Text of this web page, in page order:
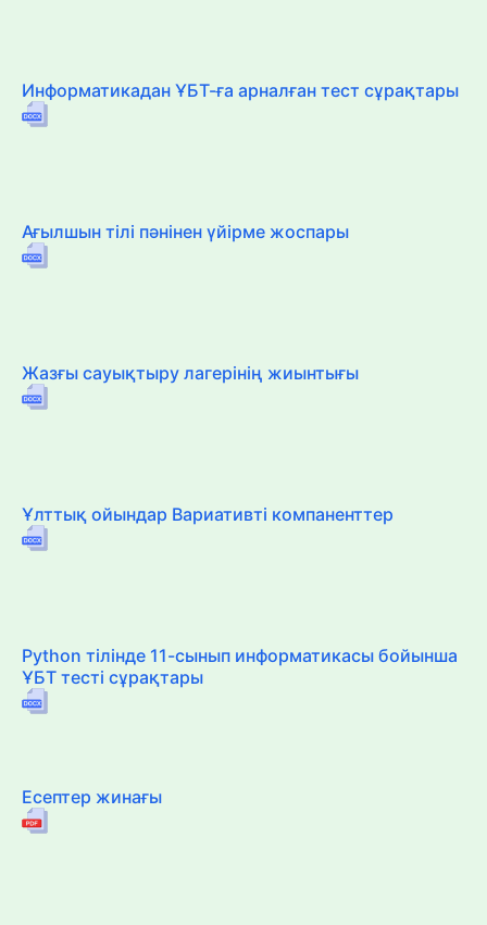
Информатикадан ҰБТ-ға арналған тест сұрақтары
Ағылшын тілі пәнінен үйірме жоспары
Жазғы сауықтыру лагерінің жиынтығы
Ұлттық ойындар Вариативті компаненттер
Python тілінде 11-сынып информатикасы бойынша
ҰБТ тесті сұрақтары
Есептер жинағы